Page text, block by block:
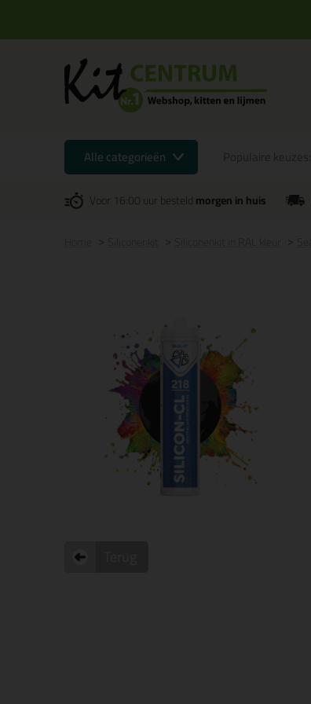
Alle categorieën
Voor 16:00 uur besteldmorgen in huis